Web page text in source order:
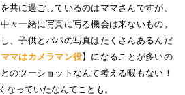
共に過ごしているのはママさんですが、
々一緒に写真に写る機会は来ないもの。
、子供とパパの写真はたくさんあるんだ
ママはカメラマン役】になることが多いの
のツーショットなんて考える暇もない！
なっていたなんてことも。